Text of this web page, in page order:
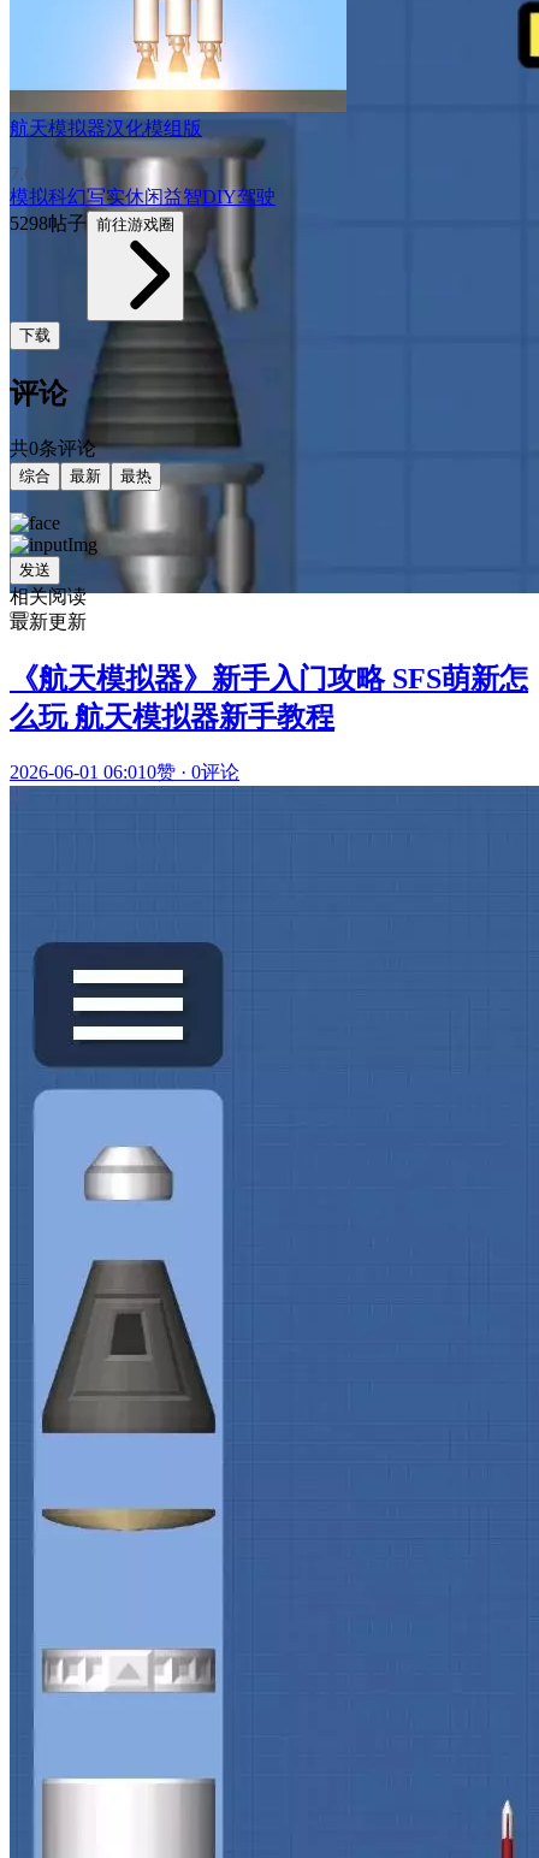
航天模拟器汉化模组版
7.6
模拟科幻写实休闲益智DIY驾驶
5298帖子 前往游戏圈
下载
评论
共0条评论
综合 最新 最热
发送
相关阅读
最新更新
《航天模拟器》新手入门攻略 SFS萌新怎
么玩 航天模拟器新手教程
2026-06-01 06:010赞 · 0评论